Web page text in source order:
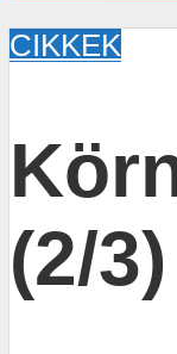
CIKKEK
(2/3)